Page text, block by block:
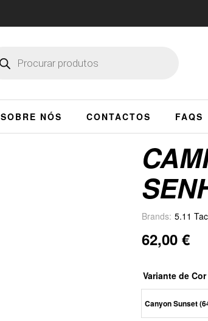
SOBRE NÓS CONTACTOS FAQS
Brands: 5.11
62,00 €
Variante de Cor
Canyon Sunset